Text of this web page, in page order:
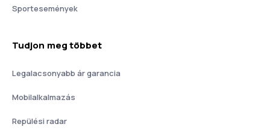
Sportesemények
Tudjon meg többet
Legalacsonyabb ár garancia
Mobilalkalmazás
Repülési radar